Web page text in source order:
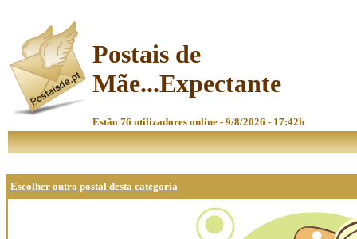
Postais de
Mãe...Expectante
Estão 76 utilizadores online - 9/8/2026 - 17:42h
Escolher outro postal desta categoria